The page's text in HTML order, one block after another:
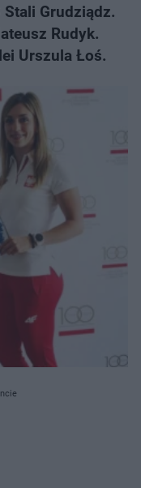
Grudziądz.
Rudyk.
Urszula Łoś.